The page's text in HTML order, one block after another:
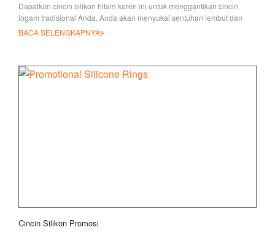
Dapatkan cincin silikon hitam keren ini untuk menggantikan cincin
logam tradisional Anda, Anda akan menyukai sentuhan lembut dan
fleksibel, jangan khawatir
BACA SELENGKAPNYA
Cincin Silikon Promosi